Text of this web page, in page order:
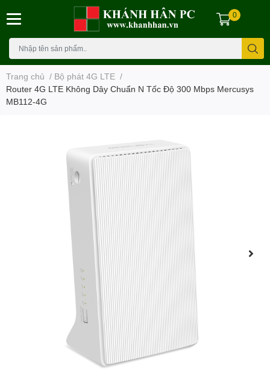
0
Trang chủ / Bộ phát 4G LTE /
Router 4G LTE Không Dây Chuẩn N Tốc Độ 300 Mbps Mercusys
MB112-4G